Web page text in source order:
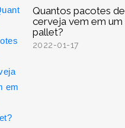
Quantos pacotes de
cerveja vem em um
pallet?
2022-01-17